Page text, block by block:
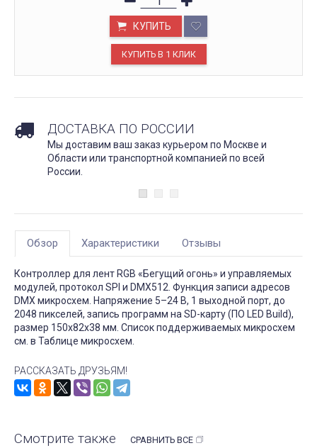
КУПИТЬ
ДОСТАВКА ПО РОССИИ
Мы доставим ваш заказ курьером по Москве и
Области или транспортной компанией по всей
России.
Обзор Характеристики Отзывы
Контроллер для лент RGB «Бегущий огонь» и управляемых
модулей, протокол SPI и DMX512. Функция записи адресов
DMX микросхем. Напряжение 5–24 В, 1 выходной порт, до
2048 пикселей, запись программ на SD-карту (ПО LED Build),
размер 150х82х38 мм. Список поддерживаемых микросхем
см. в Таблице микросхем.
РАССКАЗАТЬ ДРУЗЬЯМ!
Смотрите также СРАВНИТЬ ВСЕ